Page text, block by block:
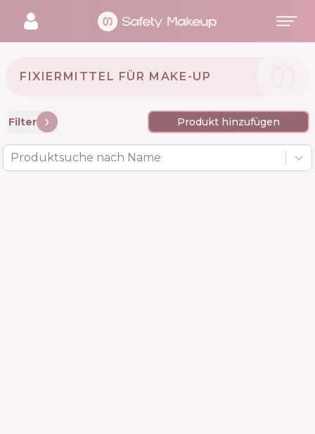
FIXIERMITTEL FÜR MAKE-UP
Filter Produkt hinzufügen
Produktsuche nach Name